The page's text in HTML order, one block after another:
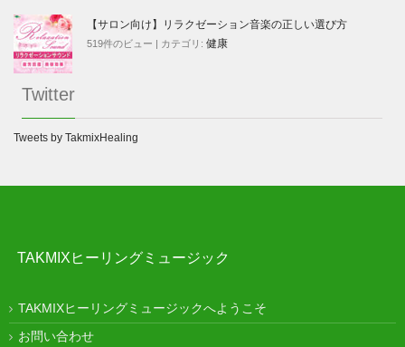
【サロン向け】リラクゼーション音楽の正しい選び方
519件のビュー | カテゴリ: 健康
Twitter
Tweets by TakmixHealing
TAKMIXヒーリングミュージック
TAKMIXヒーリングミュージックへようこそ
お問い合わせ